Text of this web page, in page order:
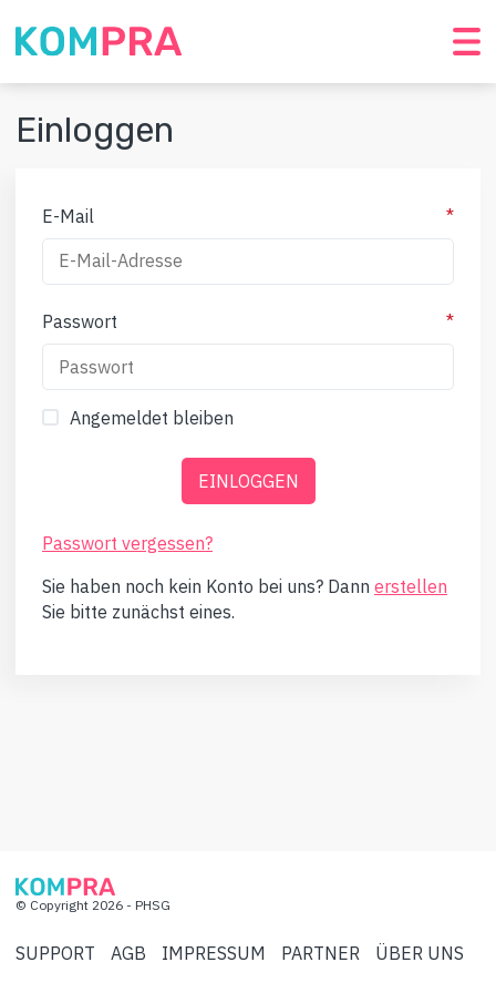
Einloggen
E-Mail *
Passwort *
Angemeldet bleiben
EINLOGGEN
Passwort vergessen?
Sie haben noch kein Konto bei uns? Dann erstellen
Sie bitte zunächst eines.
© Copyright 2026 - PHSG
SUPPORT AGB IMPRESSUM PARTNER ÜBER UNS